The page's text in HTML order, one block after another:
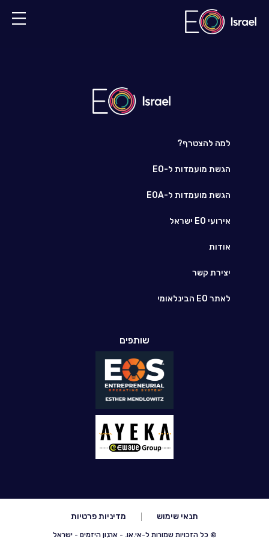
למה להצטרף?
הגשת מועמדות ל-EO
הגשת מועמדות ל-EOA
אירועי EO ישראל
אודות
יצירת קשר
לאתר EO הבינלאומי
שותפים
© כל הזכויות שמורות ל-אי.או. - ארגון היזמים - ישראל
תנאי שימוש מדיניות פרטיות